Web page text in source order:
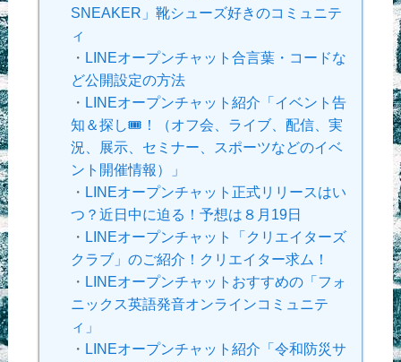
SNEAKER」靴シューズ好きのコミュニテ
ィ
・ LINEオープンチャット合言葉・コードな
ど公開設定の方法
・ LINEオープンチャット紹介「イベント告
知＆探し🎟！（オフ会、ライブ、配信、実
況、展示、セミナー、スポーツなどのイベ
ント開催情報）」
・ LINEオープンチャット正式リリースはい
つ？近日中に迫る！予想は８月19日
・ LINEオープンチャット「クリエイターズ
クラブ」のご紹介！クリエイター求ム！
・ LINEオープンチャットおすすめの「フォ
ニックス英語発音オンラインコミュニテ
ィ」
・ LINEオープンチャット紹介「令和防災サ